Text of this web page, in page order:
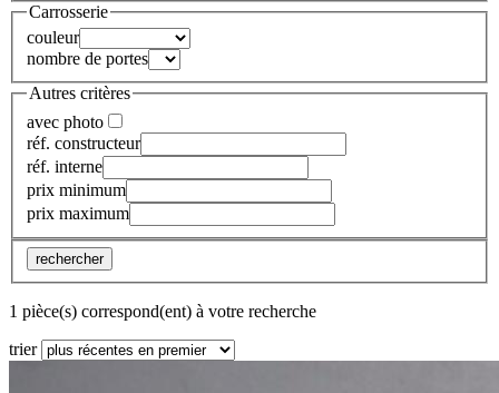
Carrosserie
couleur
nombre de portes
Autres critères
avec photo
réf. constructeur
réf. interne
prix minimum
prix maximum
rechercher
1 pièce(s) correspond(ent) à votre recherche
trier